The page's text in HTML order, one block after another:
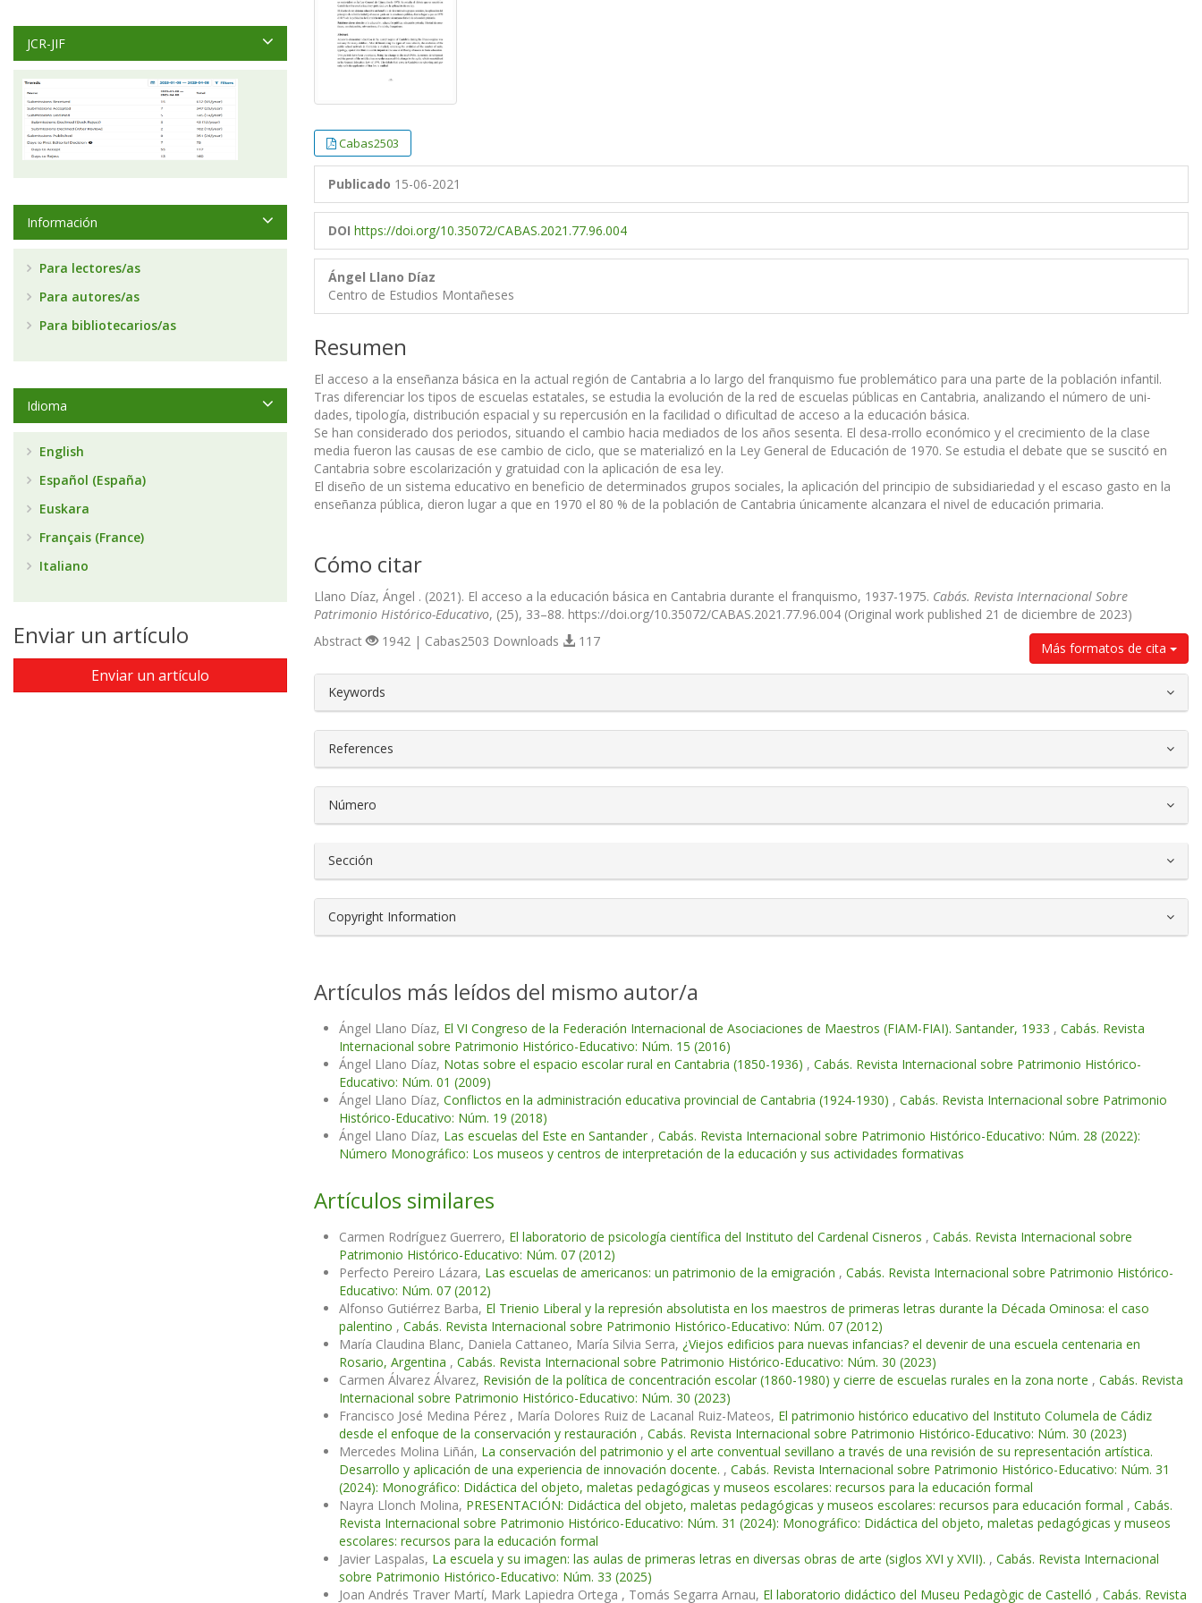
Cabas2503
Publicado 15-06-2021
DOI https://doi.org/10.35072/CABAS.2021.77.96.004
Ángel Llano Díaz
Centro de Estudios Montañeses
Resumen
El acceso a la enseñanza básica en la actual región de Cantabria a lo largo del franquismo fue problemático para una parte de la población infantil.
Tras diferenciar los tipos de escuelas estatales, se estudia la evolución de la red de escuelas públicas en Cantabria, analizando el número de uni-
dades, tipología, distribución espacial y su repercusión en la facilidad o dificultad de acceso a la educación básica.
Se han considerado dos periodos, situando el cambio hacia mediados de los años sesenta. El desa-rrollo económico y el crecimiento de la clase
media fueron las causas de ese cambio de ciclo, que se materializó en la Ley General de Educación de 1970. Se estudia el debate que se suscitó en
Cantabria sobre escolarización y gratuidad con la aplicación de esa ley.
El diseño de un sistema educativo en beneficio de determinados grupos sociales, la aplicación del principio de subsidiariedad y el escaso gasto en la
enseñanza pública, dieron lugar a que en 1970 el 80 % de la población de Cantabria únicamente alcanzara el nivel de educación primaria.
Cómo citar
Llano Díaz, Ángel . (2021). El acceso a la educación básica en Cantabria durante el franquismo, 1937-1975. Cabás. Revista Internacional Sobre
Patrimonio Histórico-Educativo, (25), 33–88. https://doi.org/10.35072/CABAS.2021.77.96.004 (Original work published 21 de diciembre de 2023)
Más formatos de cita
Abstract 1942 | Cabas2503 Downloads 117
##plugins.themes.bootstrap3.article.details##
Keywords
References
Número
Sección
Copyright Information
Artículos más leídos del mismo autor/a
Ángel Llano Díaz, El VI Congreso de la Federación Internacional de Asociaciones de Maestros (FIAM-FIAI). Santander, 1933 , Cabás. Revista
Internacional sobre Patrimonio Histórico-Educativo: Núm. 15 (2016)
Ángel Llano Díaz, Notas sobre el espacio escolar rural en Cantabria (1850-1936) , Cabás. Revista Internacional sobre Patrimonio Histórico-
Educativo: Núm. 01 (2009)
Ángel Llano Díaz, Conflictos en la administración educativa provincial de Cantabria (1924-1930) , Cabás. Revista Internacional sobre Patrimonio
Histórico-Educativo: Núm. 19 (2018)
Ángel Llano Díaz, Las escuelas del Este en Santander , Cabás. Revista Internacional sobre Patrimonio Histórico-Educativo: Núm. 28 (2022):
Número Monográfico: Los museos y centros de interpretación de la educación y sus actividades formativas
Artículos similares
Carmen Rodríguez Guerrero, El laboratorio de psicología científica del Instituto del Cardenal Cisneros , Cabás. Revista Internacional sobre
Patrimonio Histórico-Educativo: Núm. 07 (2012)
Perfecto Pereiro Lázara, Las escuelas de americanos: un patrimonio de la emigración , Cabás. Revista Internacional sobre Patrimonio Histórico-
Educativo: Núm. 07 (2012)
Alfonso Gutiérrez Barba, El Trienio Liberal y la represión absolutista en los maestros de primeras letras durante la Década Ominosa: el caso
palentino , Cabás. Revista Internacional sobre Patrimonio Histórico-Educativo: Núm. 07 (2012)
María Claudina Blanc, Daniela Cattaneo, María Silvia Serra, ¿Viejos edificios para nuevas infancias? el devenir de una escuela centenaria en
Rosario, Argentina , Cabás. Revista Internacional sobre Patrimonio Histórico-Educativo: Núm. 30 (2023)
Carmen Álvarez Álvarez, Revisión de la política de concentración escolar (1860-1980) y cierre de escuelas rurales en la zona norte , Cabás. Revista
Internacional sobre Patrimonio Histórico-Educativo: Núm. 30 (2023)
Francisco José Medina Pérez , María Dolores Ruiz de Lacanal Ruiz-Mateos, El patrimonio histórico educativo del Instituto Columela de Cádiz
desde el enfoque de la conservación y restauración , Cabás. Revista Internacional sobre Patrimonio Histórico-Educativo: Núm. 30 (2023)
Mercedes Molina Liñán, La conservación del patrimonio y el arte conventual sevillano a través de una revisión de su representación artística.
Desarrollo y aplicación de una experiencia de innovación docente. , Cabás. Revista Internacional sobre Patrimonio Histórico-Educativo: Núm. 31
(2024): Monográfico: Didáctica del objeto, maletas pedagógicas y museos escolares: recursos para la educación formal
Nayra Llonch Molina, PRESENTACIÓN: Didáctica del objeto, maletas pedagógicas y museos escolares: recursos para educación formal , Cabás.
Revista Internacional sobre Patrimonio Histórico-Educativo: Núm. 31 (2024): Monográfico: Didáctica del objeto, maletas pedagógicas y museos
escolares: recursos para la educación formal
Javier Laspalas, La escuela y su imagen: las aulas de primeras letras en diversas obras de arte (siglos XVI y XVII). , Cabás. Revista Internacional
sobre Patrimonio Histórico-Educativo: Núm. 33 (2025)
Joan Andrés Traver Martí, Mark Lapiedra Ortega , Tomás Segarra Arnau, El laboratorio didáctico del Museu Pedagògic de Castelló , Cabás. Revista
JCR-JIF
Información
Para lectores/as
Para autores/as
Para bibliotecarios/as
Idioma
English
Español (España)
Euskara
Français (France)
Italiano
Enviar un artículo
Enviar un artículo